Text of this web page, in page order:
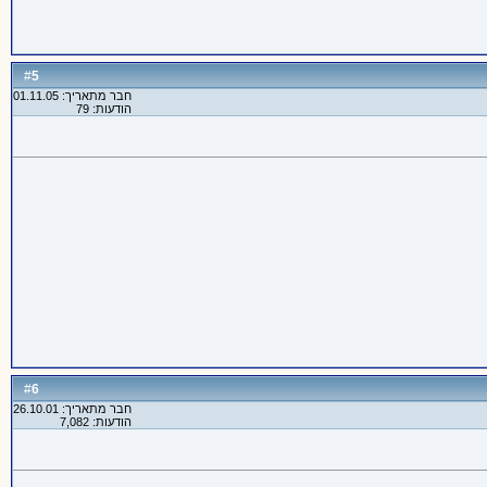
#
5
חבר מתאריך: 01.11.05
הודעות: 79
#
6
חבר מתאריך: 26.10.01
הודעות: 7,082